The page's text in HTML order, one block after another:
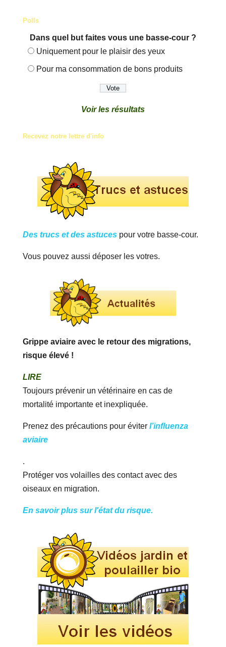
Polls
Dans quel but faites vous une basse-cour ?
Uniquement pour le plaisir des yeux
Pour ma consommation de bons produits
Voir les résultats
Recevez notre lettre d'info
Des trucs et des astucespour votre basse-cour.
Vous pouvez aussi déposer les votres.
Grippe aviaire avec le retour des migrations,
risque élevé !
LIRE
Toujours prévenir un vétérinaire en cas de
mortalité importante et inexpliquée.
Prenez des précautions pour éviter l’influenza
aviaire
.
Protéger vos volailles des contact avec des
oiseaux en migration.
En savoir plus sur l'état du risque.